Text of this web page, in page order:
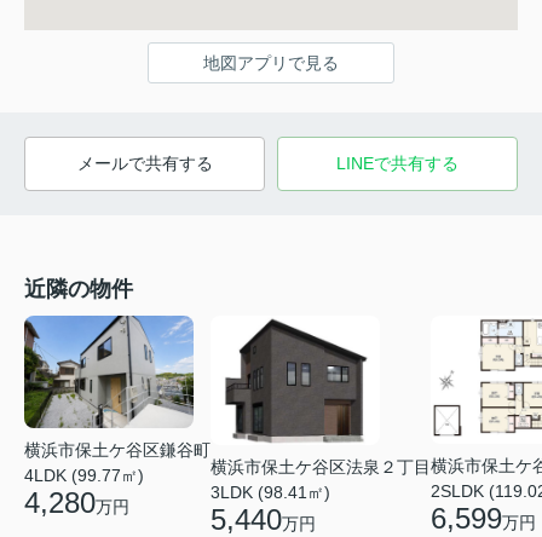
地図アプリで見る
メールで共有する LINEで共有する
近隣の物件
横浜市保土ケ谷区鎌谷町
4LDK (99.77㎡)
4,280万円
横浜市保土ケ谷区法泉２丁目
3LDK (98.41㎡)
5,440万円
横浜市保土ケ
2SLDK
6,599万円